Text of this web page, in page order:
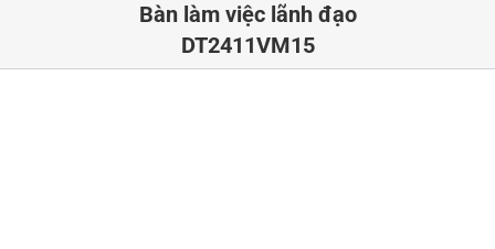
Bàn làm việc lãnh đạo
DT2411VM15